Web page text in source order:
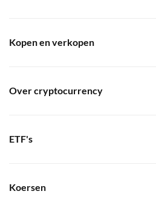
Kopen en verkopen
Over cryptocurrency
ETF's
Koersen